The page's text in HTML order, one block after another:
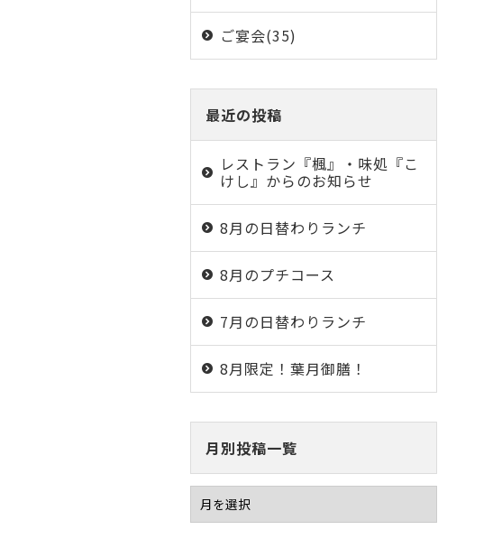
ご宴会(35)
最近の投稿
レストラン『楓』・味処『こ
けし』からのお知らせ
8月の日替わりランチ
8月のプチコース
7月の日替わりランチ
8月限定！葉月御膳！
月別投稿一覧